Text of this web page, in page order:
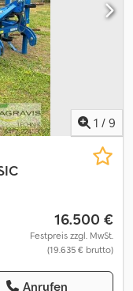
1 / 9
16.500 €
Festpreis zzgl. MwSt.
(19.635 € brutto)
Anrufen